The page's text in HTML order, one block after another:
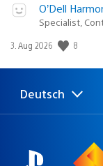
O’Dell
Specialist,
Veröffentlichungsdatum:
3. Aug 2026 8
Select
a
Aktuelle
Region:
Deutsch